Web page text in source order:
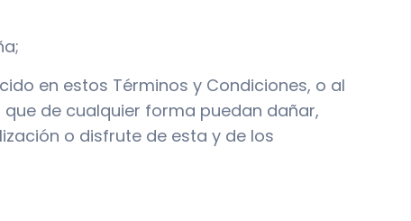
en estos Términos y Condiciones, o al
de cualquier forma puedan dañar,
o disfrute de esta y de los